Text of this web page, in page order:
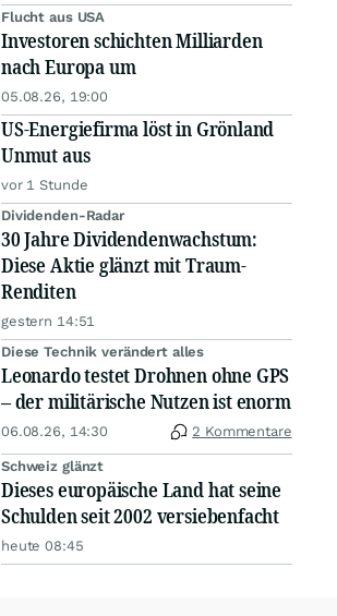
Flucht aus USA
Investoren schichten Milliarden
nach Europa um
05.08.26, 19:00
US-Energiefirma löst in Grönland
Unmut aus
vor 1 Stunde
Dividenden-Radar
30 Jahre Dividendenwachstum:
Diese Aktie glänzt mit Traum-
Renditen
gestern 14:51
Diese Technik verändert alles
Leonardo testet Drohnen ohne GPS
– der militärische Nutzen ist enorm
06.08.26, 14:30 2 Kommentare
Schweiz glänzt
Dieses europäische Land hat seine
Schulden seit 2002 versiebenfacht
heute 08:45